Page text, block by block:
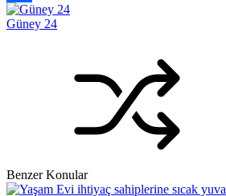
Share
Güney 24
Benzer Konular